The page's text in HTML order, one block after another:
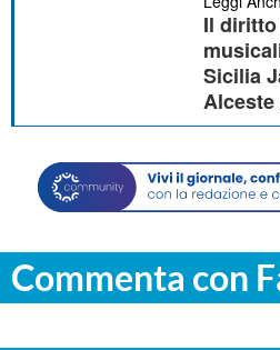
Il diritto
Sicilia
Commenta con